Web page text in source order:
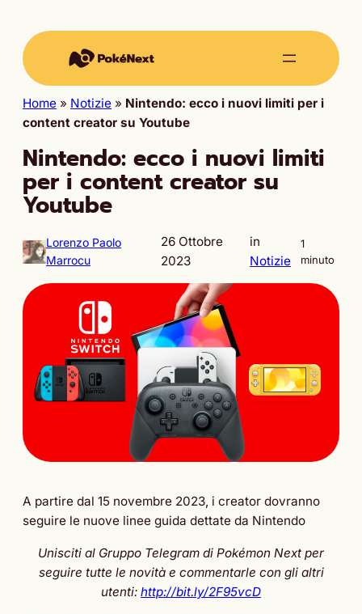
Home » Notizie » Nintendo: ecco i nuovi limiti per i
content creator su Youtube
Nintendo: ecco i nuovi limiti
per i content creator su
Youtube
Lorenzo Paolo
Marrocu
26 Ottobre
2023
in
Notizie
1
minuto
A partire dal 15 novembre 2023, i creator dovranno
seguire le nuove linee guida dettate da Nintendo
Unisciti al Gruppo Telegram di Pokémon Next per
seguire tutte le novità e commentarle con gli altri
utenti: http://bit.ly/2F95vcD